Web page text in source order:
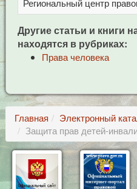
Региональный центр
Другие статьи и книги
находятся в рубриках:
Права человека
Главная
Электронный
Защита прав детей-